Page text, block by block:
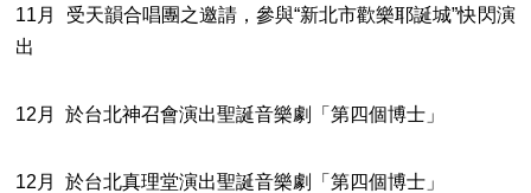
11月 受天韻合唱團之邀請，參與“新北市歡樂耶誕城”快閃演
出
12月 於台北神召會演出聖誕音樂劇「第四個博士」
12月 於台北真理堂演出聖誕音樂劇「第四個博士」